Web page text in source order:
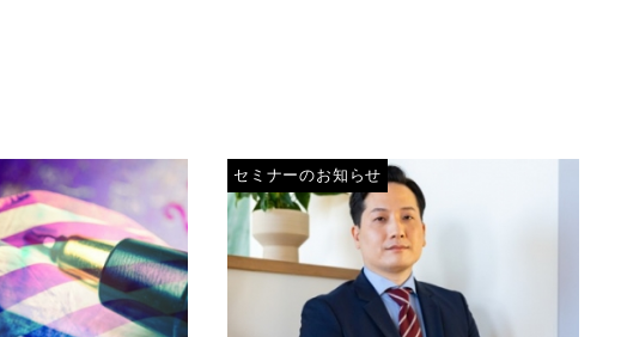
セミナーのお知らせ